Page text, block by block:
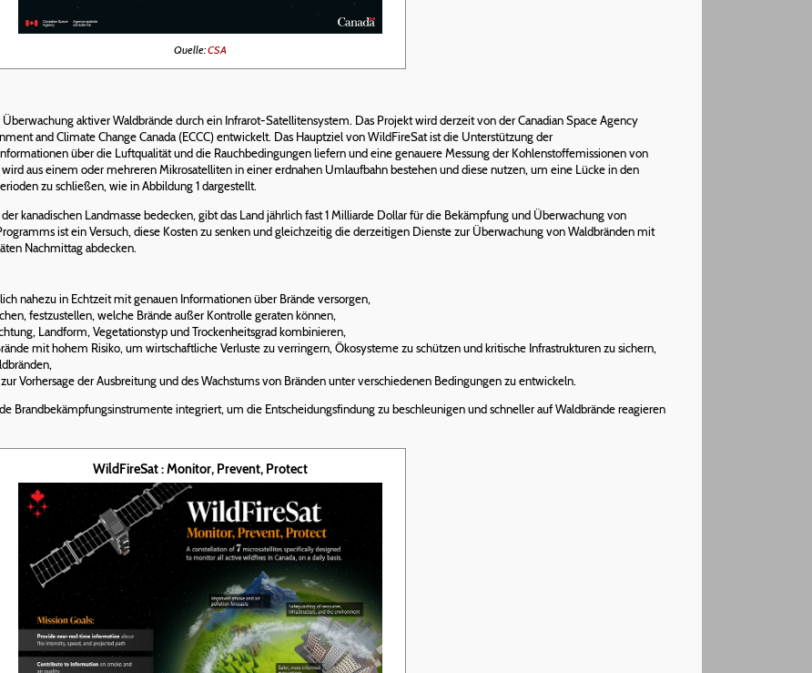
Quelle:CSA
aktiver Waldbrände durch ein Infrarot-Satellitensystem. Das Projekt wird derzeit von der Canadian Space Agency
and Climate Change Canada (ECCC) entwickelt. Das Hauptziel von WildFireSat ist die Unterstützung der
über die Luftqualität und die Rauchbedingungen liefern und eine genauere Messung der Kohlenstoffemissionen von
aus einem oder mehreren Mikrosatelliten in einer erdnahen Umlaufbahn bestehen und diese nutzen, um eine Lücke in den
zu schließen, wie in Abbildung 1 dargestellt.
kanadischen Landmasse bedecken, gibt das Land jährlich fast 1 Milliarde Dollar für die Bekämpfung und Überwachung von
ist ein Versuch, diese Kosten zu senken und gleichzeitig die derzeitigen Dienste zur Überwachung von Waldbränden mit
Nachmittag abdecken.
nahezu in Echtzeit mit genauen Informationen über Brände versorgen,
festzustellen, welche Brände außer Kontrolle geraten können,
Landform, Vegetationstyp und Trockenheitsgrad kombinieren,
mit hohem Risiko, um wirtschaftliche Verluste zu verringern, Ökosysteme zu schützen und kritische Infrastrukturen zu sichern,
Vorhersage der Ausbreitung und des Wachstums von Bränden unter verschiedenen Bedingungen zu entwickeln.
Brandbekämpfungsinstrumente integriert, um die Entscheidungsfindung zu beschleunigen und schneller auf Waldbrände reagieren
WildFireSat : Monitor, Prevent, Protect